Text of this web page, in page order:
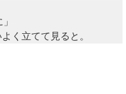
く立てて見ると。